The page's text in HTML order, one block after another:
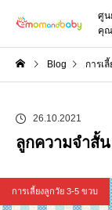
ศูน
คุ
Blog การเ
26.10.2021
ลูกความจำสั้
การเลี้ยงลูกวัย 3-5 ขวบ